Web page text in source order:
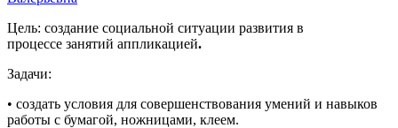
Цель: создание социальной ситуации развития в
процессе занятий аппликацией.
Задачи:
• создать условия для совершенствования умений и навыков
работы с бумагой, ножницами, клеем.